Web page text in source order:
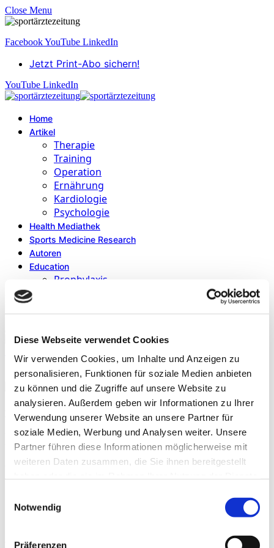
Diese Webseite verwendet Cookies
Wir verwenden Cookies, um Inhalte und Anzeigen zu
personalisieren, Funktionen für soziale Medien anbieten
zu können und die Zugriffe auf unsere Website zu
analysieren. Außerdem geben wir Informationen zu Ihrer
Verwendung unserer Website an unsere Partner für
soziale Medien, Werbung und Analysen weiter. Unsere
Partner führen diese Informationen möglicherweise mit
weiteren Daten zusammen, die Sie ihnen bereitgestellt
Notwendig
Präferenzen
Close Menu
FacebookYouTube LinkedIn
Jetzt Print-Abo sichern!
YouTube LinkedIn
Home
Artikel
Therapie
Training
Operation
Ernährung
Kardiologie
Psychologie
Health Mediathek
Sports Medicine Research
Autoren
Education
Prophylaxis
Niklas Gutberlet
- M.Sc. Sports Science, KIT
- Research Consultant bei movisens GmbH
(Stand 2026)
Beiträge